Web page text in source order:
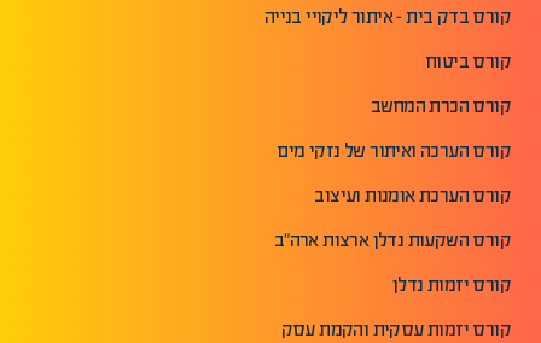
קורס בדק בית - איתור ליקויי בנייה
קורס ביטוח
קורס הכרת המחשב
קורס הערכה ואיתור של נזקי מים
קורס הערכת אומנות ועיצוב
קורס השקעות נדלן ארצות ארה"ב
קורס יזמות נדלן
קורס יזמות עסקית והקמת עסק